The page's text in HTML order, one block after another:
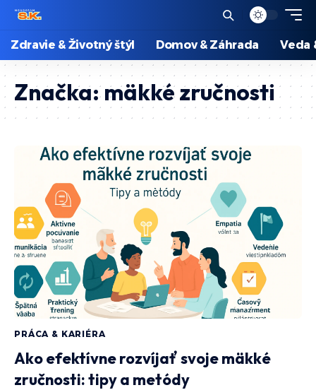
Zdravie & Životný štýl Domov & Záhrada Veda
Značka:mäkké zručnosti
PRÁCA & KARIÉRA
Ako efektívne rozvíjať svoje mäkké
zručnosti: tipy a metódy